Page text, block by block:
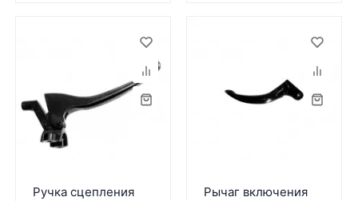
Ручка сцепления
Рычаг включения